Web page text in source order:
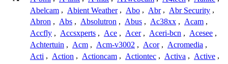
Abelcam , Abient Weather , Abo , Abr , Abr Security ,
Abron , Abs , Absolutron , Abus , Ac38xx , Acam ,
Accfly , Accsxperts , Ace , Acer , Aceri-bcn , Acesee ,
Achtertuin , Acm , Acm-v3002 , Acor , Acromedia ,
Acti , Action , Actioncam , Actiontec , Activa , Active ,